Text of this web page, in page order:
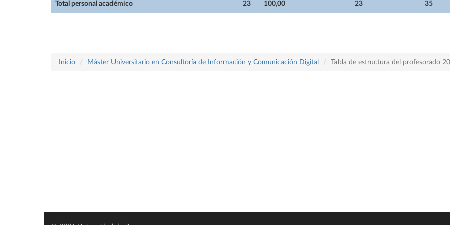
Total personal académico 23 100,00 23 35
Inicio Máster Universitario en Consultoría de Información y Comunicación Digital Tabla de estructura del profesorado